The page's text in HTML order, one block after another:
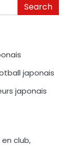
japonais
japonais
club,